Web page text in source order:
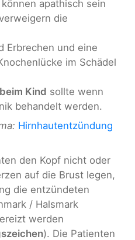
apathisch sein
die
Erbrechen und eine
im Schädel
Kind sollte wenn
behandelt werden.
Hirnhautentzündung
den Kopf nicht oder
auf die Brust legen,
die entzündeten
/ Halsmark
werden
). Die Patienten